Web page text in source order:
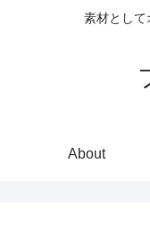
素材として
About